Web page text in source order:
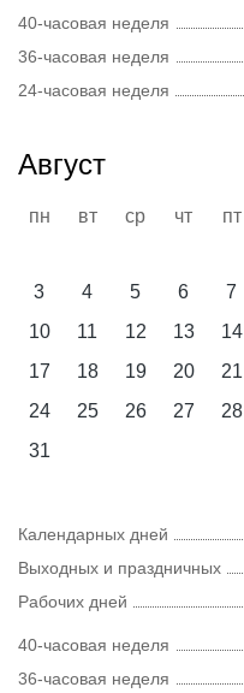
40-часовая неделя
36-часовая неделя
24-часовая неделя
Август
пн вт ср чт пт
3
4 5 6 7
10
11 12 13 14
17
18 19 20 21
24
25 26 27 28
31
Календарных дней
Выходных и праздничных
Рабочих дней
40-часовая неделя
36-часовая неделя